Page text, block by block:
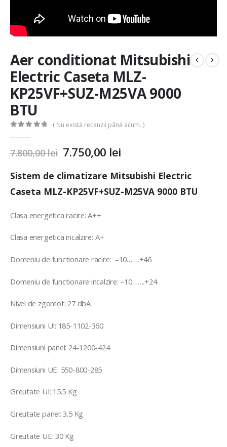
Aer conditionat Mitsubishi
Electric Caseta MLZ-
KP25VF+SUZ-M25VA 9000
BTU
( Nu există recenzii până acum. )
7.800,00lei 7.750,00 lei
Sistem de climatizare Mitsubishi Electric
Caseta MLZ-KP25VF+SUZ-M25VA 9000 BTU
Clasa energetica racire: A++
Clasa energetica incalzire: A+
Domeniu de functionare racire: –10…….+46
Domeniu de functionare incalzire: –10…….+24
Nivel de zgomot: 27 dbA
Dimensiuni UI: 185-1102-360
Dimensiuni panel: 24-1200-424
Dimensiuni UE: 550-800-285
Greutate UI: 15.5 Kg
Greutate panel: 3.5 Kg
Greutate UE: 30 Kg